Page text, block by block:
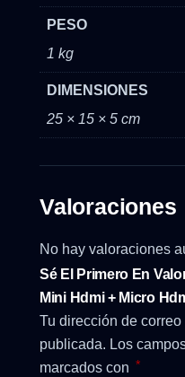
PESO
1 kg
DIMENSIONES
25 × 15 × 5 cm
Valoraciones
No hay valoraciones
Sé El Primero En
Mini Hdmi + Micro
Tu dirección de
publicada. Los
marcados con *